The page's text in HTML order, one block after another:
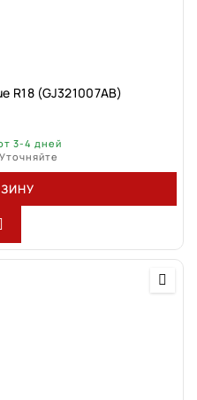
R18 (GJ321007АВ)
3-4 дней